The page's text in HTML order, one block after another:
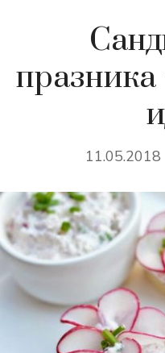
празника
11.05.2018